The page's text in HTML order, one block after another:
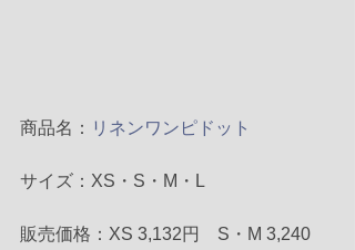
商品名： リネンワンピドット
サイズ：XS・S・M・L
販売価格：XS 3,132円　S・M 3,240